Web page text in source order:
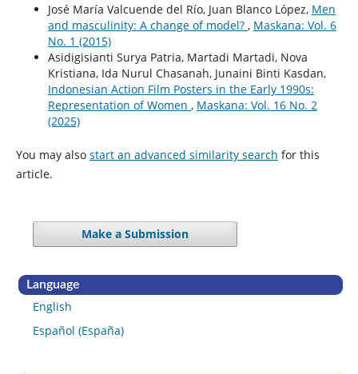
José María Valcuende del Río, Juan Blanco López, Men
and masculinity: A change of model? , Maskana: Vol. 6
No. 1 (2015)
Asidigisianti Surya Patria, Martadi Martadi, Nova
Kristiana, Ida Nurul Chasanah, Junaini Binti Kasdan,
Indonesian Action Film Posters in the Early 1990s:
Representation of Women , Maskana: Vol. 16 No. 2
(2025)
You may also start an advanced similarity search for this
article.
Make a Submission
Language
English
Español (España)